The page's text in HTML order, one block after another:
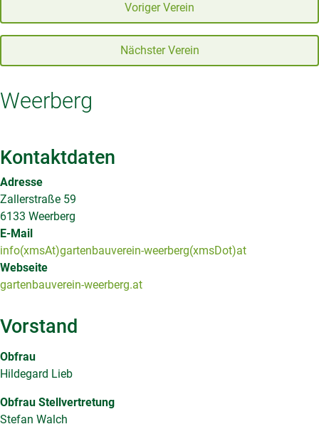
Voriger Verein
Nächster Verein
Weerberg
Kontaktdaten
Adresse
Zallerstraße 59
6133 Weerberg
E-Mail
info(xmsAt)gartenbauverein-weerberg(xmsDot)at
Webseite
gartenbauverein-weerberg.at
Vorstand
Obfrau
Hildegard Lieb
Obfrau Stellvertretung
Stefan Walch